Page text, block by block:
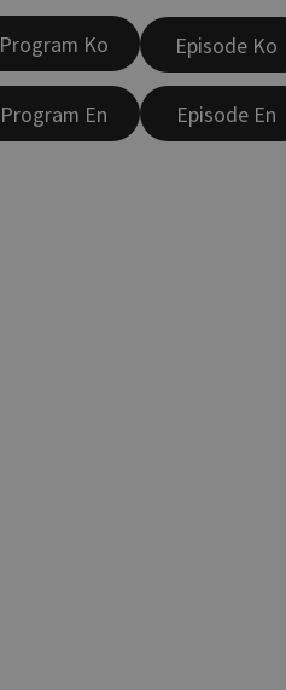
Program Ko
Program En
Episode Ko
Episode En